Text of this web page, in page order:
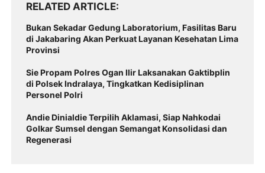
RELATED ARTICLE
Bukan Sekadar Gedung Laboratorium, Fasilitas Baru
di Jakabaring Akan Perkuat Layanan Kesehatan Lima
Provinsi
Sie Propam Polres Ogan Ilir Laksanakan Gaktibplin
di Polsek Indralaya, Tingkatkan Kedisiplinan
Personel Polri
Andie Dinialdie Terpilih Aklamasi, Siap Nahkodai
Golkar Sumsel dengan Semangat Konsolidasi dan
Regenerasi